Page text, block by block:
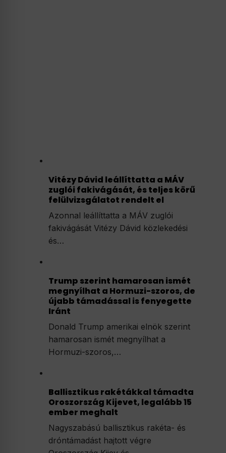
Vitézy Dávid leállíttatta a MÁV
zuglói fakivágását, és teljes körű
felülvizsgálatot rendelt el
Azonnal leállíttatta a MÁV zuglói
fakivágását Vitézy Dávid közlekedési
és…
Trump szerint hamarosan ismét
megnyílhat a Hormuzi-szoros, de
újabb támadással is fenyegette
Iránt
Donald Trump amerikai elnök szerint
hamarosan ismét megnyílhat a
Hormuzi-szoros,…
Ballisztikus rakétákkal támadta
Oroszország Kijevet, legalább 15
ember meghalt
Nagyszabású ballisztikus rakéta- és
dróntámadást hajtott végre